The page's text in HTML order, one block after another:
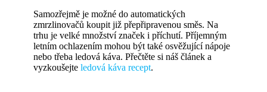
Samozřejmě je možné do automatických
zmrzlinovačů koupit již přepřipravenou směs. Na
trhu je velké množství značek i příchutí. Příjemným
letním ochlazením mohou být také osvěžující nápoje
nebo třeba ledová káva. Přečtěte si náš článek a
vyzkoušejte ledová káva recept.